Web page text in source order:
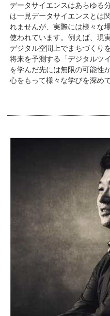
データサイエンスはあらゆる
は一見データサイエンスとは
れませんが、実際には様々な
使われています。例えば、現
デジタル空間上でまちづくり
将来を予測する「デジタルツ
を学んだ先には無限の可能性
心をもって様々な学びを深め